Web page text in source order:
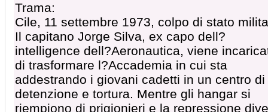
Trama:
Cile, 11 settembre 1973, colpo di stato
Il capitano Jorge Silva, ex capo dell?
intelligence dell?Aeronautica, viene
di trasformare l?Accademia in cui sta
addestrando i giovani cadetti in un centro di
detenzione e tortura. Mentre gli hangar si
riempiono di prigionieri e la repressione